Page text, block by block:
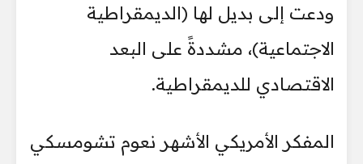
ودعت إلى بديل لها (الديمقراطية
الاجتماعية)، مشددةً على البعد
الاقتصادي للديمقراطية.
المفكر الأمريكي الأشهر نعوم تشومسكي